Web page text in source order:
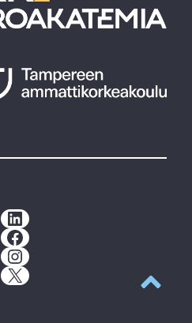
LinkedIn
Facebook
Instagram
X
Takaisin